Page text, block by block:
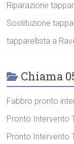
Riparazione
Sostituzione
tapparellista a
Chiama
Fabbro pronto
Pronto Intervento
Pronto Intervento